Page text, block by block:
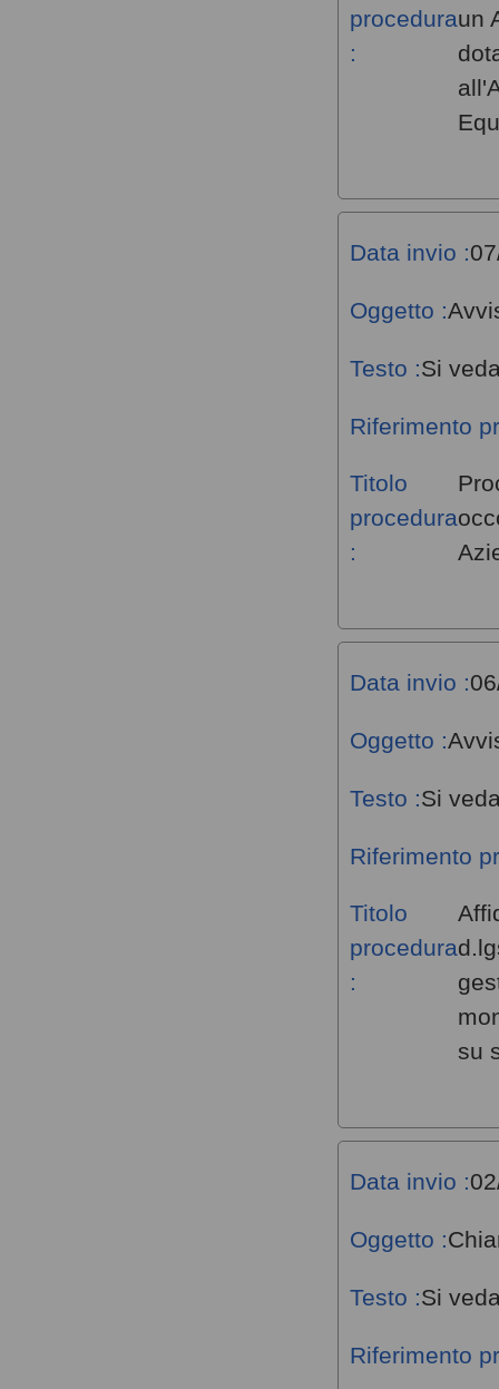
procedura
:
un
Data invio :
Oggetto :
Testo :Si
Riferimento
Titolo
procedura
:
Data invio :
Oggetto :
Testo :Si
Riferimento
Titolo
procedura
:
su
Data invio :
Oggetto :
Testo :Si
Riferimento